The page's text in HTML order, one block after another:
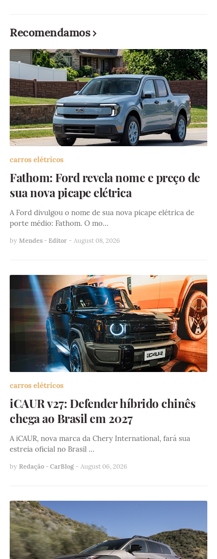
Recomendamos
carros elétricos
Fathom: Ford revela nome e preço de
sua nova picape elétrica
A Ford divulgou o nome de sua nova picape elétrica de
porte médio: Fathom. O mo…
by Mendes - Editor - August 08, 2026
carros elétricos
iCAUR v27: Defender híbrido chinês
chega ao Brasil em 2027
A iCAUR, nova marca da Chery International, fará sua
estreia oficial no Brasil …
by Redação - CarBlog - August 06, 2026